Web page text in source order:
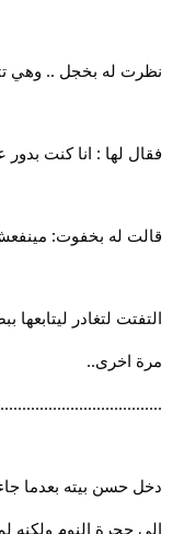
نظرت له بخجل .. وهي
فقال لها : انا كنت
قالت له بخفوت:
التفتت لتغادر
مرة اخرى..
.......
دخل حسن بيته بعدما
الى حجرة النوم ولكنه